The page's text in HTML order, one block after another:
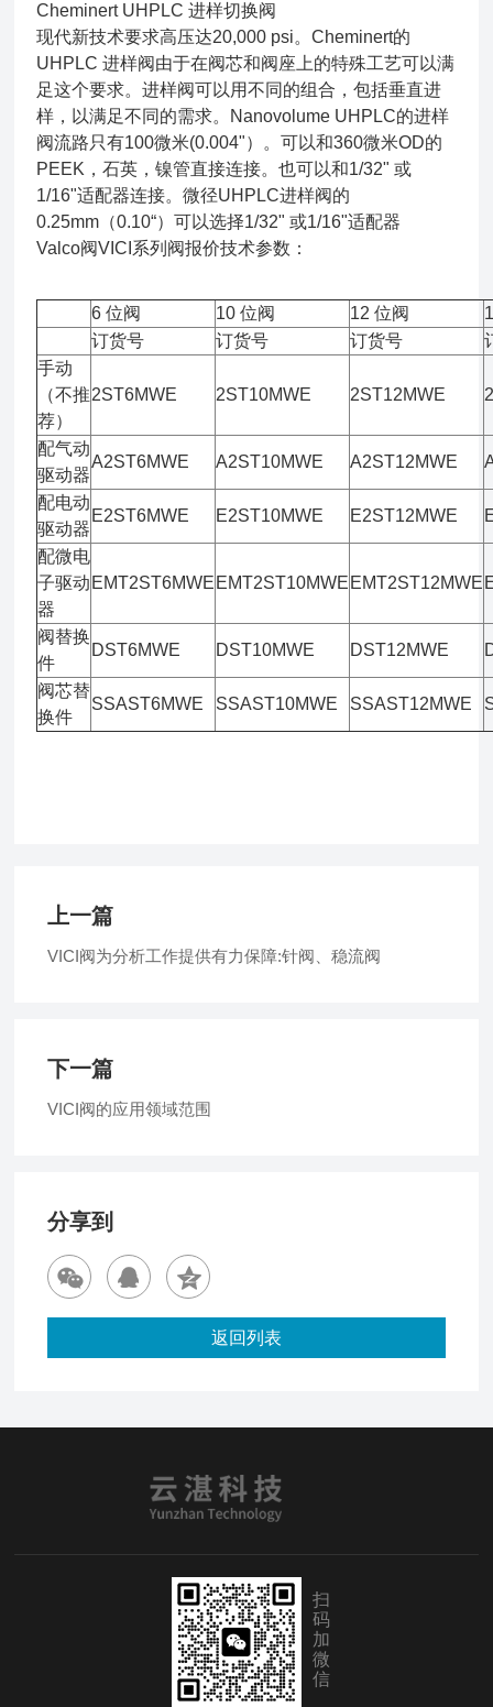
Cheminert UHPLC 进样切换阀
现代新技术要求高压达20,000 psi。Cheminert的
UHPLC 进样阀由于在阀芯和阀座上的特殊工艺可以满
足这个要求。进样阀可以用不同的组合，包括垂直进
样，以满足不同的需求。Nanovolume UHPLC的进样
阀流路只有100微米(0.004"）。可以和360微米OD的
PEEK，石英，镍管直接连接。也可以和1/32" 或
1/16"适配器连接。微径UHPLC进样阀的
0.25mm（0.10“）可以选择1/32" 或1/16"适配器
Valco阀VICI系列阀报价技术参数：
6 位阀 10 位阀 12 位阀
订货号
订货号 订货号
手动
（不推
荐）
2ST6MWE 2ST10MWE 2ST12MWE
配气动
驱动器
A2ST6MWE A2ST10MWE A2ST12MWE
配电动
驱动器
E2ST6MWE E2ST10MWE E2ST12MWE
配微电
子驱动
器
EMT2ST6MWE EMT2ST10MWE EMT2ST12MWE
阀替换
件
DST6MWE DST10MWE DST12MWE
阀芯替
换件
SSAST6MWE SSAST10MWE SSAST12MWE
上一篇
VICI阀为分析工作提供有力保障:针阀、稳流阀
下一篇
VICI阀的应用领域范围
分享到
返回列表
扫
码
加
微
信